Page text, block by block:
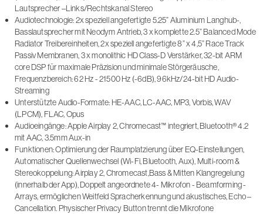
Lautsprecher –Links/Rechtskanal Stereo
Audiotechnologie: 2x speziell angefertigte 5.25” Aluminium Langhub-,
Basslautsprecher mit Neodym Antrieb, 3 x komplette 2.5” Balanced Mode
Radiator Treibereinheiten, 2x speziell angefertigte 8” x 4,5” Race Track
Passiv Membranen, 3 x monolithic HD Class-D Verstärker, 32-bit ARM
core DSP für maximale Präzision und minimale Störgeräusche,
Frequenzbereich: 62 Hz - 21500 Hz (-6dB), 96kHz/24-bit HD Audio-
Streaming
Unterstützte Audio-Formate: HE-AAC, LC-AAC, MP3, Vorbis, WAV
(LPCM), FLAC, Opus
Audioeingänge: Apple Airplay 2, Chromecast™ integriert, Bluetooth® 4.2
mit AAC, 3.5mm Aux-in
Funktionen: Optimierung der Raumplatzierung über EQ-Einstellungen,
Automatischer Quellenwechsel (Wi-Fi, Bluetooth, Aux), Multi-room &
Stereokoppelung: Airplay 2, Chromecast,Bass & Mitten Klangregelung
(innerhalb der App), Doppelt angeordnete 4- Mikrofon - Beamforming -
Arrays, ermöglichen Weitfeld Spracherkennung und akustisches, Echo –
Cancellation. Physischer Privacy Button trennt die Mikrofone